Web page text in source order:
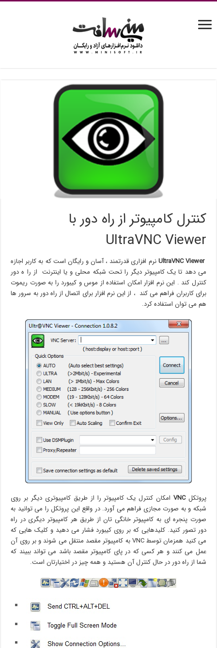
کنترل کامپیوتر از راه دور با
UltraVNC Viewer
UltraVNC Viewerنرم افزاری قدرتمند ، آسان و رایگان است که به کاربر اجازه
می دهد تا یک کامپیوتر دیگر را تحت شبکه محلی و یا اینترنت از را ه دور
کنترل کند . این نرم افزار امکان استفاده از موس و کیبورد را به صورت ریموت
برای کاربران فراهم می کند ، از این نرم افزار برای اتصال از راه دور به سرور ها
هم می توان استفاده کرد.
پروتکلVNC امکان کنترل یک کامپیوتر را از طریق کامپیوتری دیگر بر روی
شبکه و به صورت مجازی فراهم می آورد. در واقع این پروتکل را می توانید به
صورت پنجره ای به کامپیوتر خانگی تان از طریق هر کامپیوتر دیگری در راه
دور تصور کنید. کلیدهایی که بر روی کیبورد فشار می دهید و کلیک هایی که
می کنید همزمان توسط VNC به کامپیوتر مقصد منتقل می شوند و بر روی آن
عمل می کنند و هر کسی که در پای کامپیوتر مقصد باشد می تواند ببیند که
شما از راه دور در حال کنترل آن هستید و همه چیز در اختیارتان است.